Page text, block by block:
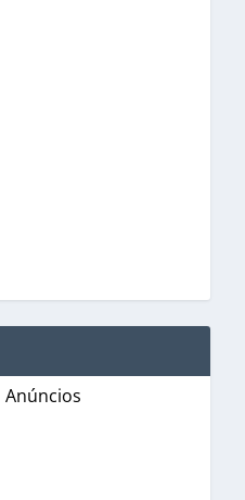
Anúncios